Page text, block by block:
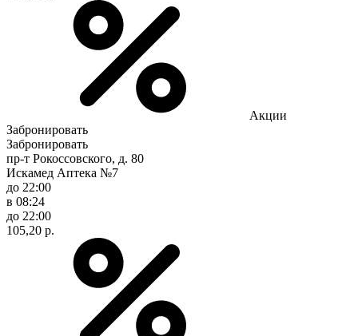
Акции
Забронировать
Забронировать
пр-т Рокоссовского, д. 80
Искамед Аптека №7
до 22:00
в 08:24
до 22:00
105,20 р.